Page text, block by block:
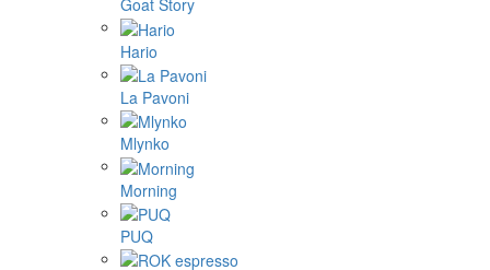
Goat Story
Hario
La Pavoni
Mlynko
Morning
PUQ